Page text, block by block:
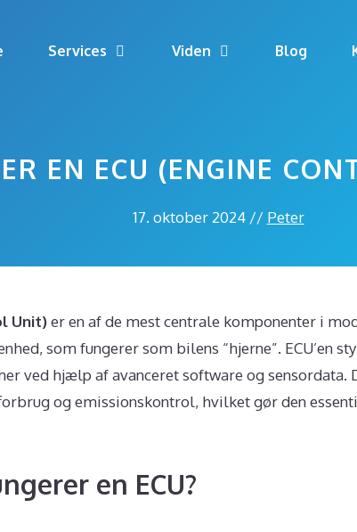
Services Viden Blog
EN ECU (ENGINE
17. oktober 2024// Peter
Unit)er en af de mest centrale komponenter i
som fungerer som bilens “hjerne”. ECU’en
ved hjælp af avanceret software og
og emissionskontrol, hvilket gør den
en ECU?